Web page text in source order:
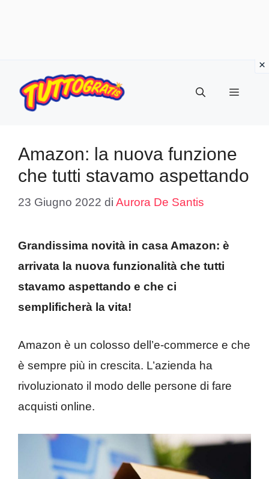
contenuto
Menu
Amazon: la nuova funzione
che tutti stavamo aspettando
23 Giugno 2022 di Aurora De Santis
Grandissima novità in casa Amazon: è
arrivata la nuova funzionalità che tutti
stavamo aspettando e che ci
semplificherà la vita!
Amazon è un colosso dell’e-commerce e che
è sempre più in crescita. L’azienda ha
rivoluzionato il modo delle persone di fare
acquisti online.